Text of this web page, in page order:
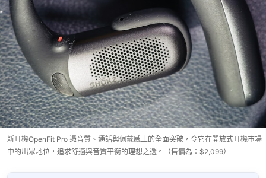
新耳機OpenFit Pro 憑音質、通話與佩戴感上的全面突破，令它在開放式耳機市場
中的出眾地位，追求舒適與音質平衡的理想之選。（售價為：$2,099）